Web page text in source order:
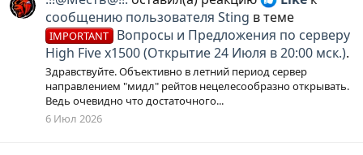
сообщению пользователя Sting в теме
IMPORTANT Вопросы и Предложения по серверу
High Five x1500 (Открытие 24 Июля в 20:00 мск.).
Здравствуйте. Объективно в летний период сервер
направлением "мидл" рейтов нецелесообразно открывать.
Ведь очевидно что достаточного...
6 Июл 2026